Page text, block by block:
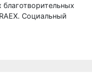
Социальный